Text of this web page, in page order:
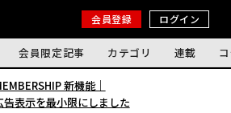
会員登録 ログイン
会員限定記事 カテゴリ 連載
新機能｜
表示を最小限にしました